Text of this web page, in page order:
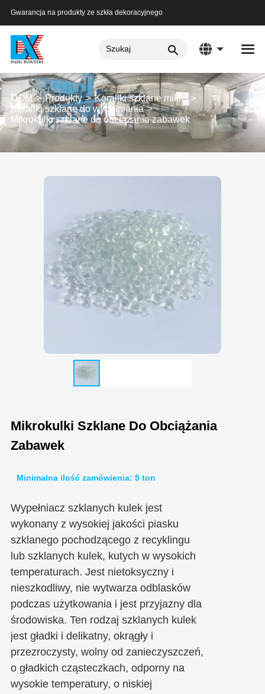
Gwarancja na produkty ze szkła dekoracyjnego
DOM Produkty
Koraliki szklane mikro
Koraliki szklane do wypełniania
Mikrokulki szklane do obciążania zabawek
Mikrokulki Szklane Do Obciążania
Zabawek
Minimalna ilość zamówienia: 5 ton
Wypełniacz szklanych kulek jest
wykonany z wysokiej jakości piasku
szklanego pochodzącego z recyklingu
lub szklanych kulek, kutych w wysokich
temperaturach. Jest nietoksyczny i
nieszkodliwy, nie wytwarza odblasków
podczas użytkowania i jest przyjazny dla
środowiska. Ten rodzaj szklanych kulek
jest gładki i delikatny, okrągły i
przezroczysty, wolny od zanieczyszczeń,
o gładkich cząsteczkach, odporny na
wysokie temperatury, o niskiej